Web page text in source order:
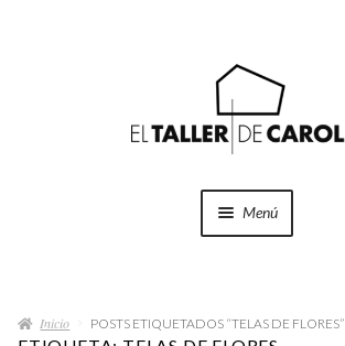
Menú
PROYECTOS
Inicio POSTS ETIQUETADOS “TELAS DE FLORES”